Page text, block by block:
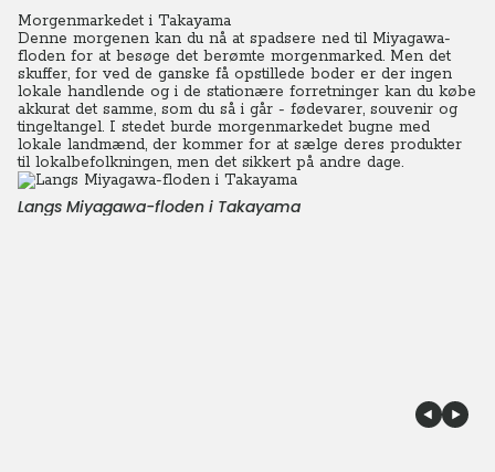
Morgenmarkedet i Takayama
Denne morgenen kan du nå at spadsere ned til Miyagawa-
floden for at besøge det berømte morgenmarked. Men det
skuffer, for ved de ganske få opstillede boder er der ingen
lokale handlende og i de stationære forretninger kan du købe
akkurat det samme, som du så i går - fødevarer, souvenir og
tingeltangel. I stedet burde morgenmarkedet bugne med
lokale landmænd, der kommer for at sælge deres produkter
til lokalbefolkningen, men det sikkert på andre dage.
Langs Miyagawa-floden i Takayama